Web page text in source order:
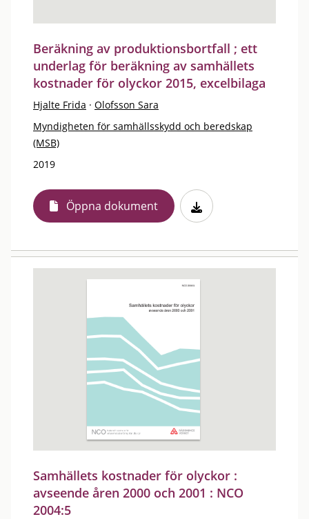
Beräkning av produktionsbortfall ; ett
underlag för beräkning av samhällets
kostnader för olyckor 2015, excelbilaga
Hjalte Frida · Olofsson Sara
Myndigheten för samhällsskydd och beredskap
(MSB)
2019
Öppna dokument
Samhällets kostnader för olyckor :
avseende åren 2000 och 2001 : NCO
2004:5